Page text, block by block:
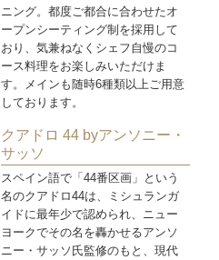
ニング。都度ご都合に合わせたオ
ープンシーティング制を採用して
おり、気兼ねなくシェフ自慢のコ
ース料理をお楽しみいただけま
す。メインも随時6種類以上ご用意
しております。
クアドロ 44 byアンソニー・
サッソ
スペイン語で「44番区画」という
名のクアドロ44は、ミシュランガ
イドに最年少で認められ、ニュー
ヨークでその名を轟かせるアンソ
ニー・サッソ氏監修のもと、現代